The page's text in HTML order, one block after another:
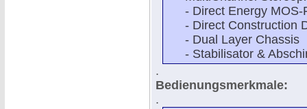
- Direct Energy
- Direct Construction
- Dual Layer Chassis
- Stabilisator &
.
Bedienungsmerkmale:
.